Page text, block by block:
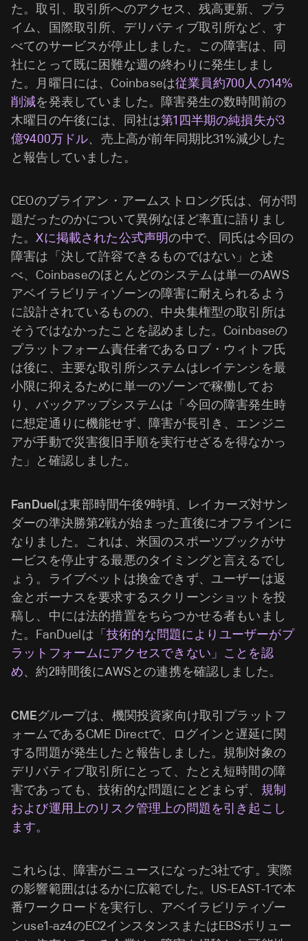
た。取引、取引所へのアクセス、残高更新、プラ
イム、国際取引所、デリバティブ取引所など、す
べてのサービスが停止しました。この障害は、同
社にとって既に困難な週の終わりに発生しまし
た。月曜日には、Coinbaseは従業員約700人の14%
削減を発表していました。障害発生の数時間前の
木曜日の午後には、同社は第1四半期の純損失が3
億9400万ドル、売上高が前年同期比31%減少した
と報告していました。
CEOのブライアン・アームストロング氏は、何が問
題だったのかについて異例なほど率直に語りまし
た。Xに掲載された公式声明の中で、同氏は今回の
障害は「決して許容できるものではない」と述
べ、Coinbaseのほとんどのシステムは単一のAWS
アベイラビリティゾーンの障害に耐えられるよう
に設計されているものの、中央集権型の取引所は
そうではなかったことを認めました。Coinbaseの
プラットフォーム責任者であるロブ・ウィトフ氏
は後に、主要な取引所システムはレイテンシを最
小限に抑えるために単一のゾーンで稼働してお
り、バックアップシステムは「今回の障害発生時
に想定通りに機能せず、障害が長引き、エンジニ
アが手動で災害復旧手順を実行せざるを得なかっ
た」と確認しました。
FanDuelは東部時間午後9時頃、レイカーズ対サン
ダーの準決勝第2戦が始まった直後にオフラインに
なりました。これは、米国のスポーツブックがサ
ービスを停止する最悪のタイミングと言えるでし
ょう。ライブベットは換金できず、ユーザーは返
金とボーナスを要求するスクリーンショットを投
稿し、中には法的措置をちらつかせる者もいまし
た。FanDuelは 「技術的な問題によりユーザーがプ
ラットフォームにアクセスできない」ことを認
め、約2時間後にAWSとの連携を確認しました。
CMEグループは、機関投資家向け取引プラットフ
ォームであるCME Directで、ログインと遅延に関
する問題が発生したと報告しました。規制対象の
デリバティブ取引所にとって、たとえ短時間の障
害であっても、技術的な問題にとどまらず、 規制
および運用上のリスク管理上の問題を引き起こし
ます。
これらは、障害がニュースになった3社です。実際
の影響範囲ははるかに広範でした。US-EAST-1で本
番ワークロードを実行し、アベイラビリティゾー
ンuse1-az4のEC2インスタンスまたはEBSボリュー